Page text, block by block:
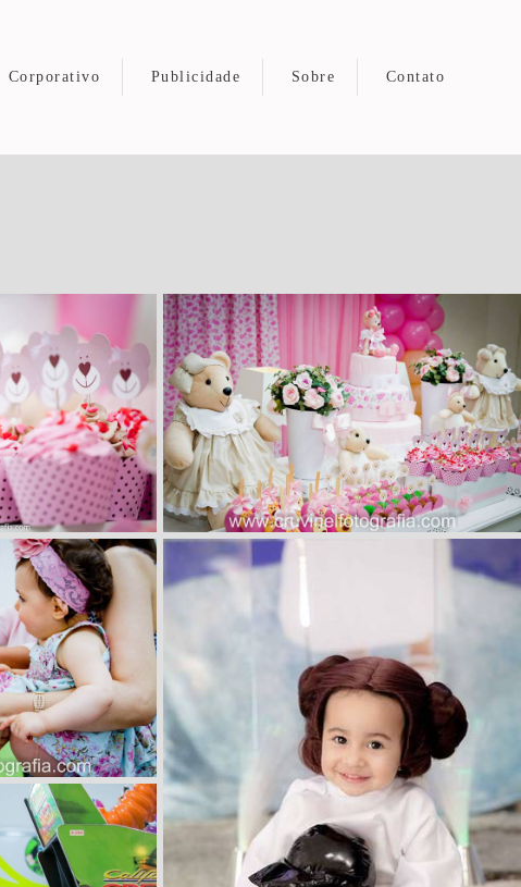
Corporativo Publicidade Sobre Contato